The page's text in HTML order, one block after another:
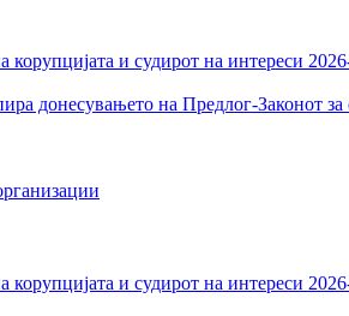
и судирот на интереси
донесувањето на Предлог-Законот
и судирот на интереси